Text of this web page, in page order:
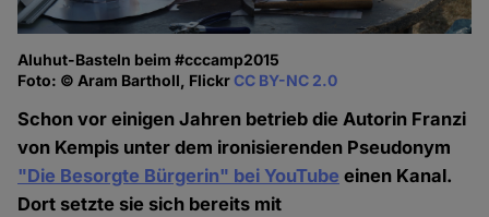
Aluhut-Basteln beim #cccamp2015
Foto: © Aram Bartholl, FlickrCC BY-NC 2.0
Schon vor einigen Jahren betrieb die Autorin Franzi
von Kempis unter dem ironisierenden Pseudonym
"Die Besorgte Bürgerin" bei YouTube einen Kanal.
Dort setzte sie sich bereits mit